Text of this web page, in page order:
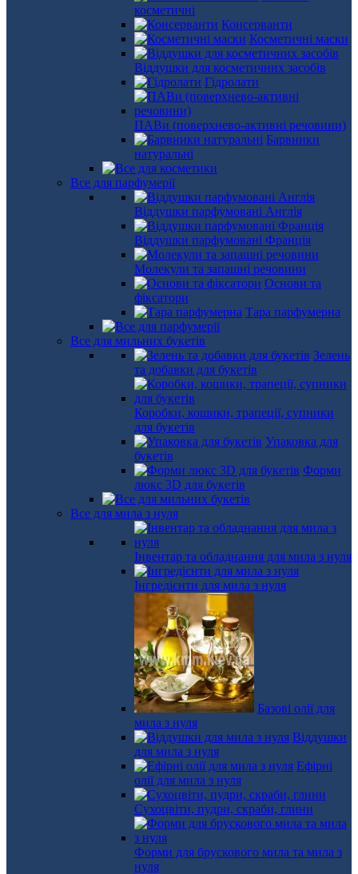
косметичні
Консерванти
Косметичні маски
Віддушки для косметичних засобів
Гідролати
ПАВи (поверхнево-активні речовини)
Барвники
натуральні
Все для парфумерії
Віддушки парфумовані Англія
Віддушки парфумовані Франція
Молекули та запашні речовини
Основи та
фіксатори
Тара парфумерна
Все для мильних букетів
Зелень
та добавки для букетів
Коробки, кошики, трапеції, супники
для букетів
Упаковка для
букетів
Форми
люкс 3D для букетів
Все для мила з нуля
Інвентар та обладнання для мила з нуля
Інгредієнти для мила з нуля
Базові олії для
мила з нуля
Віддушки
для мила з нуля
Ефірні
олії для мила з нуля
Сухоцвіти, пудри, скраби, глини
Форми для брускового мила та мила з
нуля